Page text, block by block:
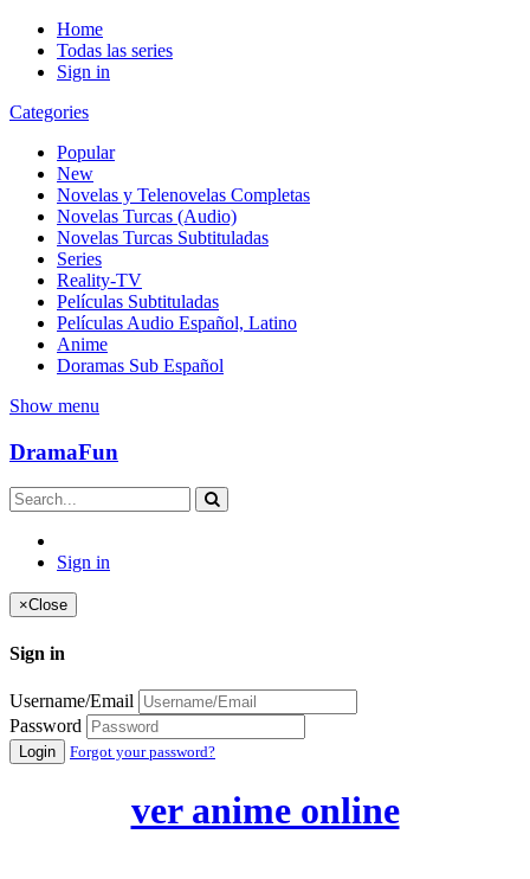
Home
Todas las series
Sign in
Categories
Popular
New
Novelas y Telenovelas Completas
Novelas Turcas (Audio)
Novelas Turcas Subtituladas
Series
Reality-TV
Películas Subtituladas
Películas Audio Español, Latino
Anime
Doramas Sub Español
Show menu
DramaFun
Sign in
×Close
Sign in
Username/Email
Password
Login Forgot your password?
ver anime online